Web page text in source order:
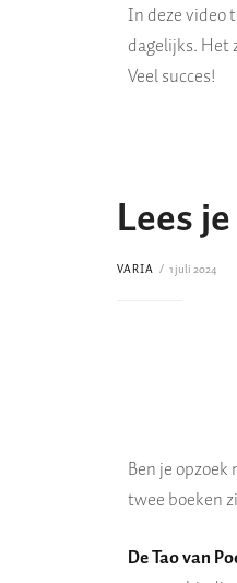
In deze video
dagelijks. Het
Veel succes!
Lees
VARIA 1 juli 2024
Ben je
twee boeken
De Tao van